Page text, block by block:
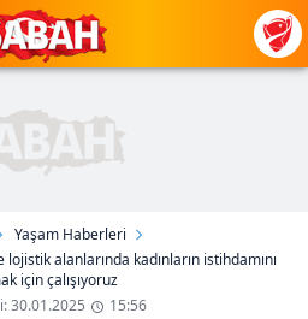
Yaşam Haberleri
lojistik alanlarında kadınların istihdamını
için çalışıyoruz
30.01.2025
15:56